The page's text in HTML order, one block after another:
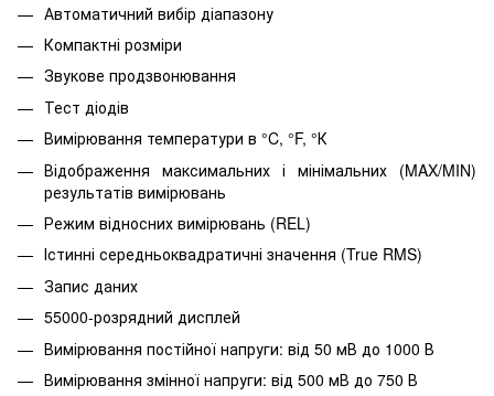
Автоматичний вибір діапазону
Компактні розміри
Звукове продзвонювання
Тест діодів
Вимірювання температури в °C, °F, °К
Відображення максимальних і мінімальних (MAX/MIN)
результатів вимірювань
Режим відносних вимірювань (REL)
Істинні середньоквадратичні значення (True RMS)
Запис даних
55000-розрядний дисплей
Вимірювання постійної напруги: від 50 мВ до 1000 В
Вимірювання змінної напруги: від 500 мВ до 750 В